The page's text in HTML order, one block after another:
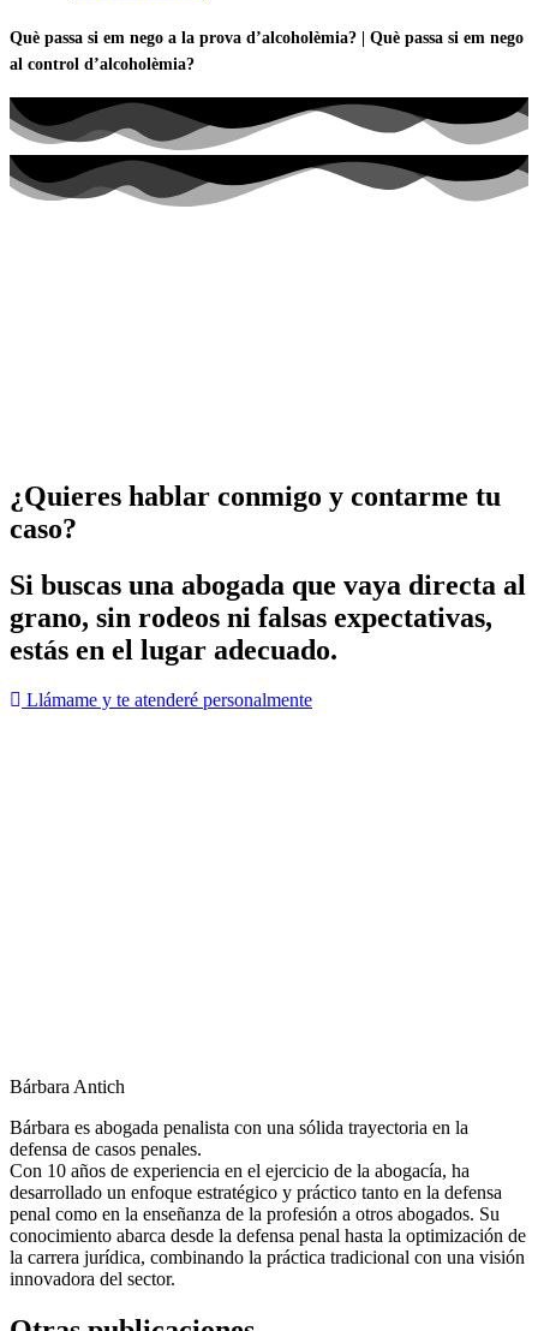
Què passa si em nego a la prova d’alcoholèmia? | Què passa si em nego
al control d’alcoholèmia?
¿Quieres hablar conmigo y contarme tu
caso?
Si buscas una abogada que vaya directa al
grano, sin rodeos ni falsas expectativas,
estás en el lugar adecuado.
Llámame y te atenderé personalmente
Bárbara Antich
Bárbara es abogada penalista con una sólida trayectoria en la
defensa de casos penales.
Con 10 años de experiencia en el ejercicio de la abogacía, ha
desarrollado un enfoque estratégico y práctico tanto en la defensa
penal como en la enseñanza de la profesión a otros abogados. Su
conocimiento abarca desde la defensa penal hasta la optimización de
la carrera jurídica, combinando la práctica tradicional con una visión
innovadora del sector.